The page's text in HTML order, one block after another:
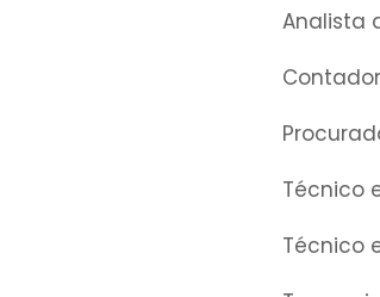
Analista
Contador
Técnico
Técnico